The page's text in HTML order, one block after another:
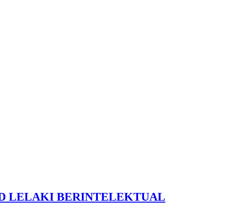
LELAKI BERINTELEKTUAL